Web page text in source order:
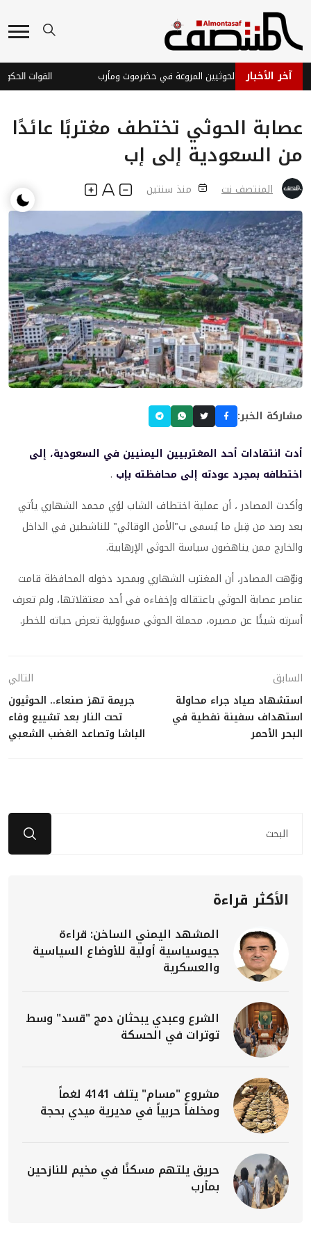
آخر الأخبار
تدين هجمات الحوثيين المروعة في حضرموت ومأرب القوات
عصابة الحوثي تختطف مغتربًا عائدًا
من السعودية إلى إب
المنتصف نت منذ سنتين
مشاركة الخبر:
أدت انتقادات أحد المغتربيين اليمنيين في السعودية، إلى
اختطافه بمجرد عودته إلى محافظته بإب .
وأكدت المصادر ، أن عملية اختطاف الشاب لؤي محمد الشهاري يأتي
بعد رصد من قِبل ما يُسمى ب"الأمن الوقائي" للناشطين في الداخل
والخارج ممن يناهضون سياسة الحوثي الإرهابية.
ونوّهت المصادر، أن المغترب الشهاري وبمحرد دخوله المحافظة قامت
عناصر عصابة الحوثي باعتقاله وإخفاءه في أحد معتقلاتها، ولم تعرف
أسرته شيئًا عن مصيره، محملة الحوثي مسؤولية تعرض حياته للخطر.
السابق
استشهاد صياد جراء محاولة
استهداف سفينة نفطية في
البحر الأحمر
التالي
جريمة تهز صنعاء.. الحوثيون
تحت النار بعد تشييع وفاء
الباشا وتصاعد الغضب الشعبي
الأكثر قراءة
المشهد اليمني الساخن: قراءة
جيوسياسية أولية للأوضاع السياسية
والعسكرية
الشرع وعبدي يبحثان دمج "قسد" وسط
توترات في الحسكة
مشروع "مسام" يتلف 4141 لغماً
ومخلفاً حربياً في مديرية ميدي بحجة
حريق يلتهم مسكنًا في مخيم للنازحين
بمأرب